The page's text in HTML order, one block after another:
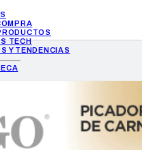
TECH
Y TENDENCIAS